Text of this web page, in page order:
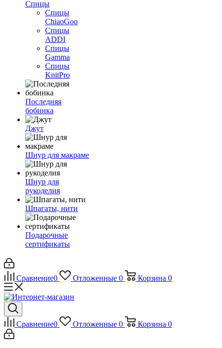
Спицы
Спицы
ChiaoGoo
Спицы
ADDI
Спицы
Gamma
Спицы
KnitPro
Последняя
бобинка
Джут
Шнур для макраме
Шнур для
рукоделия
Шпагаты, нити
Подарочные
сертификаты
Сравнение0 Отложенные 0 Корзина 0
Сравнение0 Отложенные 0 Корзина 0